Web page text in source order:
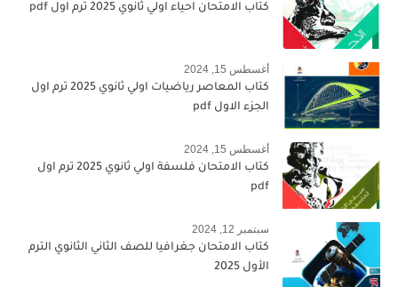
كتاب الامتحان احياء اولي ثانوي 2025 ترم اول pdf
أغسطس 15, 2024
كتاب المعاصر رياضيات اولي ثانوي 2025 ترم اول
الجزء الاول pdf
أغسطس 15, 2024
كتاب الامتحان فلسفة اولي ثانوي 2025 ترم اول
pdf
سبتمبر 12, 2024
كتاب الامتحان جغرافيا للصف الثاني الثانوي الترم
الأول 2025